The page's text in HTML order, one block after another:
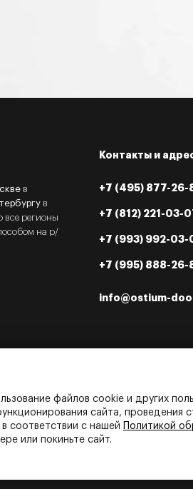
в
в
все регионы
на р/
Контакты и
+7 (495) 877-26-
+7 (812) 221-03-
+7 (993) 992-03-
+7 (995) 888-26-
info@ostium-
файлов cookie и других
сайта, проведения
соответствии с нашей
Политикой
или покиньте сайт.